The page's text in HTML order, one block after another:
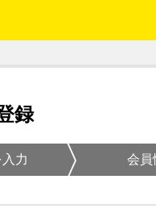
録
力 会員